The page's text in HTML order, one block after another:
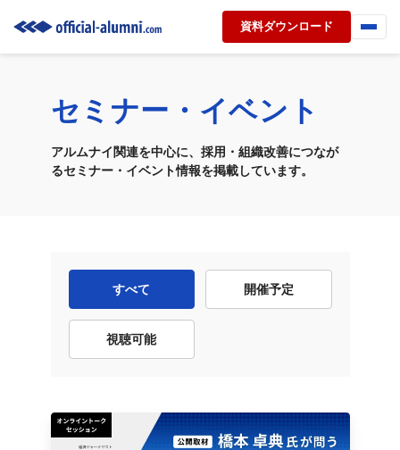
資料ダウンロード
セミナー・イベント
アルムナイ関連を中心に、採用・組織改善につなが
るセミナー・イベント情報を掲載しています。
すべて 開催予定
視聴可能